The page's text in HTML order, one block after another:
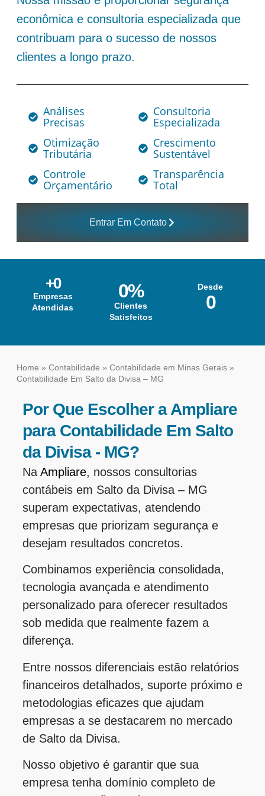
econômica e consultoria especializada que
contribuam para o sucesso de nossos
clientes a longo prazo.
Análises
Precisas
Otimização
Tributária
Controle
Orçamentário
Consultoria
Especializada
Crescimento
Sustentável
Transparência
Total
Entrar Em Contato
+0
Empresas
Atendidas
0%
Clientes
Satisfeitos
Desde
0
Home » Contabilidade » Contabilidade em Minas Gerais »
Contabilidade Em Salto da Divisa – MG
Por Que Escolher a Ampliare
para Contabilidade Em Salto
da Divisa - MG?
Na Ampliare, nossos consultorias
contábeis em Salto da Divisa – MG
superam expectativas, atendendo
empresas que priorizam segurança e
desejam resultados concretos.
Combinamos experiência consolidada,
tecnologia avançada e atendimento
personalizado para oferecer resultados
sob medida que realmente fazem a
diferença.
Entre nossos diferenciais estão relatórios
financeiros detalhados, suporte próximo e
metodologias eficazes que ajudam
empresas a se destacarem no mercado
de Salto da Divisa.
Nosso objetivo é garantir que sua
empresa tenha domínio completo de